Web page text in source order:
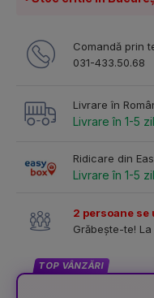
Comandă prin
031-433.50.68
Livrare în
Livrare în 1-5
Ridicare din
Livrare în 1-5
2 persoane se
Grăbește-te!
TOP VÂNZĂRI